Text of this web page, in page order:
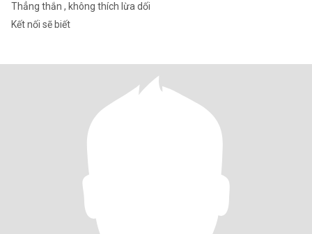
Thẳng thắn , không thích lừa dối
Kết nối sẽ biết